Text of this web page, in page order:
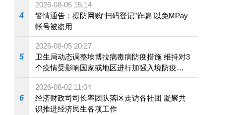
4
2026-08-05 15:14
警情通告：提防网购“扫码登记”诈骗 以免MPay
帐号被盗用
5
2026-08-05 20:27
卫生局动态调整埃博拉病毒病防疫措施 维持对3
个疫情受影响国家或地区进行加强入境防疫措
施
6
2026-08-02 11:04
经济财政司司长率团队落区走访各社团 凝聚共
识推进经济民生各项工作